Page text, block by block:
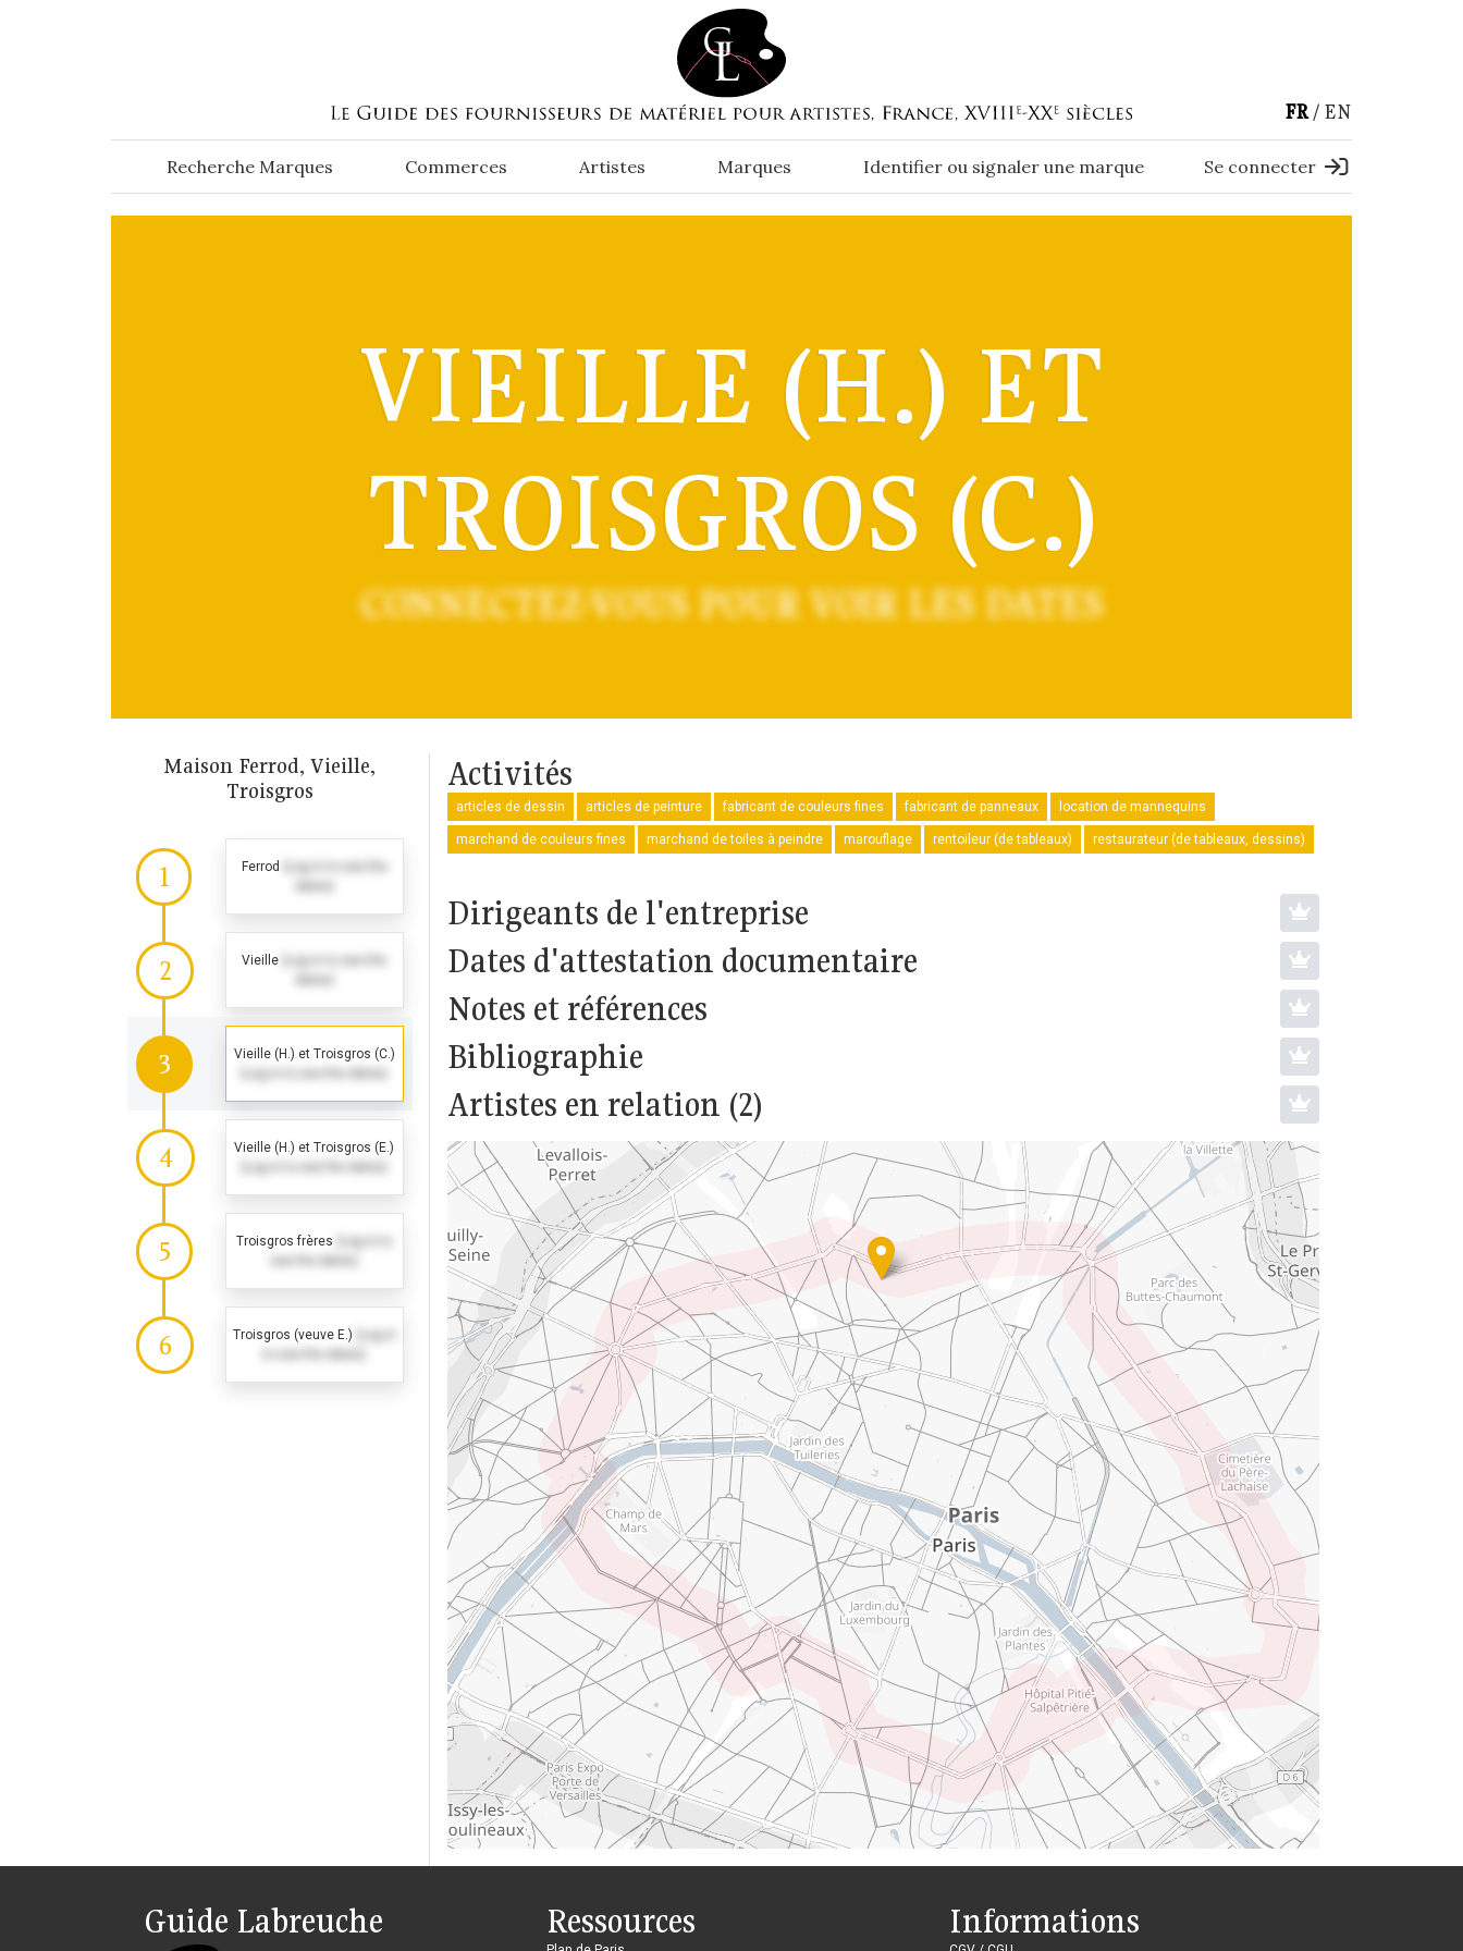
FR EN
Recherche Marques Commerces Artistes Marques Identifier ou signaler une marque Se connecter
VIEILLE (H.) ET
TROISGROS (C.)
CONNECTEZ-VOUS POUR VOIR LES DATES
Maison Ferrod, Vieille,
Troisgros
1 Ferrod
2 Vieille
3
Vieille (H.) et Troisgros (C.)
4
Vieille (H.) et Troisgros (E.)
5 Troisgros frères
6 Troisgros (veuve E.)
Activités
articles de dessin articles de peinture fabricant de couleurs fines fabricant de panneaux location de mannequins
marchand de couleurs fines marchand de toiles à peindre marouflage rentoileur (de tableaux) restaurateur (de tableaux, dessins)
Dirigeants de l'entreprise
Dates d'attestation documentaire
Notes et références
Bibliographie
Artistes en relation (2)
Guide Labreuche Ressources Informations